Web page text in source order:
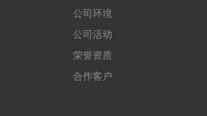
公司环境
公司活动
荣誉资质
合作客户